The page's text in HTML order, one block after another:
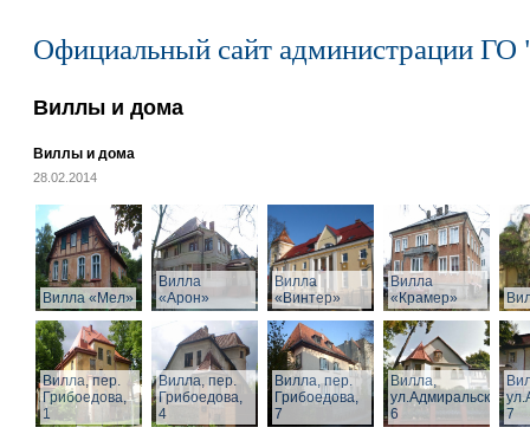
Официальный сайт администрации ГО
Виллы и дома
Виллы и дома
28.02.2014
Вилла «Мел»
Вилла
«Арон»
Вилла
«Винтер»
Вилла
«Крамер»
Вилла, пер.
Грибоедова,
1
Вилла, пер.
Грибоедова,
4
Вилла, пер.
Грибоедова,
7
Вилла,
ул.Адмиральская,
6
7